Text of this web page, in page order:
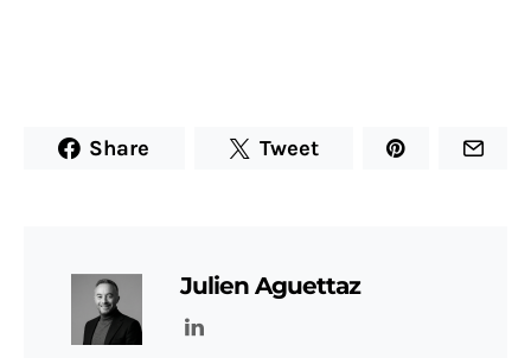
Share Tweet
Julien Aguettaz